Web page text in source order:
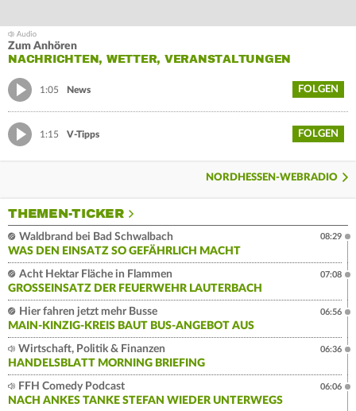
Zum Anhören
NACHRICHTEN, WETTER, VERANSTALTUNGEN
1:05 News FOLGEN
1:15 V-Tipps FOLGEN
NORDHESSEN-WEBRADIO
THEMEN-TICKER
Waldbrand bei Bad Schwalbach
WAS DEN EINSATZ SO GEFÄHRLICH MACHT
08:29
Acht Hektar Fläche in Flammen
GROSSEINSATZ DER FEUERWEHR LAUTERBACH
07:08
Hier fahren jetzt mehr Busse
MAIN-KINZIG-KREIS BAUT BUS-ANGEBOT AUS
06:56
Wirtschaft, Politik & Finanzen
HANDELSBLATT MORNING BRIEFING
06:36
FFH Comedy Podcast
NACH ANKES TANKE STEFAN WIEDER UNTERWEGS
06:06